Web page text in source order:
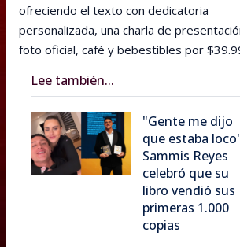
ofreciendo el texto con dedicatoria
personalizada, una charla de
foto oficial, café y bebestibles por
Lee también...
"Gente me dijo
que estaba
Sammis Reyes
celebró que su
libro vendió sus
primeras 1.000
copias